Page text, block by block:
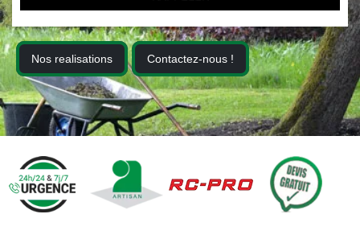
Nos realisations Contactez-nous !